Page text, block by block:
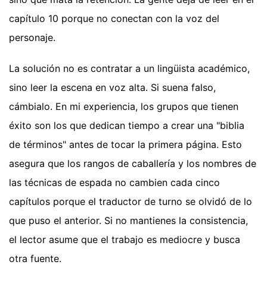
capítulo 10 porque no conectan con la voz del
personaje.
La solución no es contratar a un lingüista académico,
sino leer la escena en voz alta. Si suena falso,
cámbialo. En mi experiencia, los grupos que tienen
éxito son los que dedican tiempo a crear una "biblia
de términos" antes de tocar la primera página. Esto
asegura que los rangos de caballería y los nombres de
las técnicas de espada no cambien cada cinco
capítulos porque el traductor de turno se olvidó de lo
que puso el anterior. Si no mantienes la consistencia,
el lector asume que el trabajo es mediocre y busca
otra fuente.